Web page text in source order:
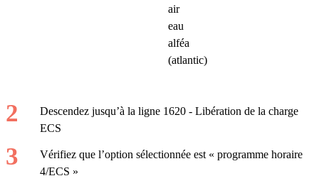
Descendez jusqu’à la ligne 1620 - Libération de la charge
ECS
Vérifiez que l’option sélectionnée est « programme horaire
4/ECS »